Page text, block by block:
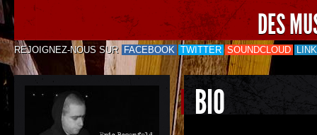
DES
REJOIGNEZ-NOUS SUR FACEBOOK TWITTER SOUNDCLOUD
BIO